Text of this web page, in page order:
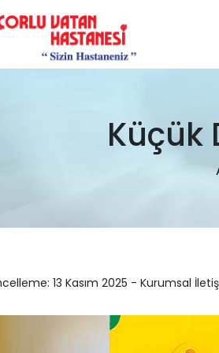
Küçük
13 Kasım 2025 - Kurumsal